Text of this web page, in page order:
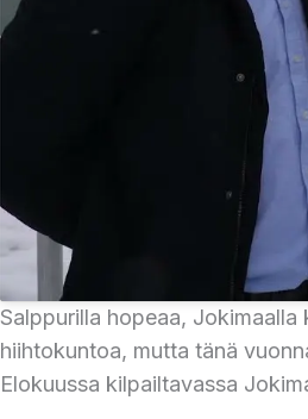
Salppurilla hopeaa,
hiihtokuntoa, mutta tänä
Elokuussa kilpailtavassa